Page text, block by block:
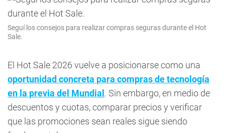
Seguí los consejos para realizar compras seguras durante el Hot
Sale.
El Hot Sale 2026 vuelve a posicionarse como una
oportunidad concreta para compras de tecnología
en la previa del Mundial . Sin embargo, en medio de
descuentos y cuotas, comparar precios y verificar
que las promociones sean reales sigue siendo